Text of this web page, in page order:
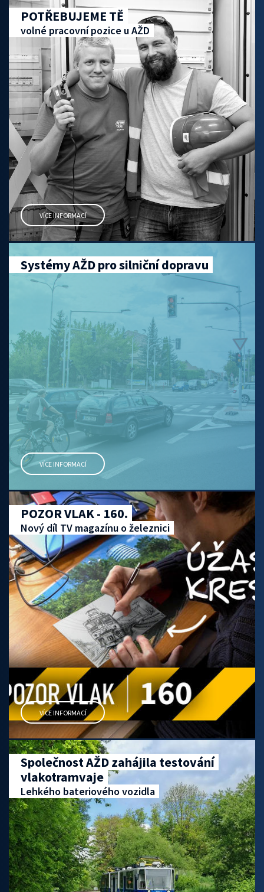
POTŘEBUJEME TĚ
volné pracovní pozice u AŽD
VÍCE INFORMACÍ
Systémy AŽD pro silniční dopravu
VÍCE INFORMACÍ
POZOR VLAK - 160.
Nový díl TV magazínu o železnici
VÍCE INFORMACÍ
Společnost AŽD zahájila testování
vlakotramvaje
Lehkého bateriového vozidla